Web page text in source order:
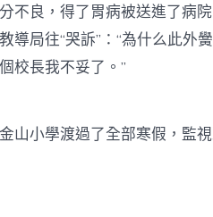
良，得了胃病被送進了病
導局往“哭訴”：“為什么此外
校長我不妥了。”
小學渡過了全部寒假，監